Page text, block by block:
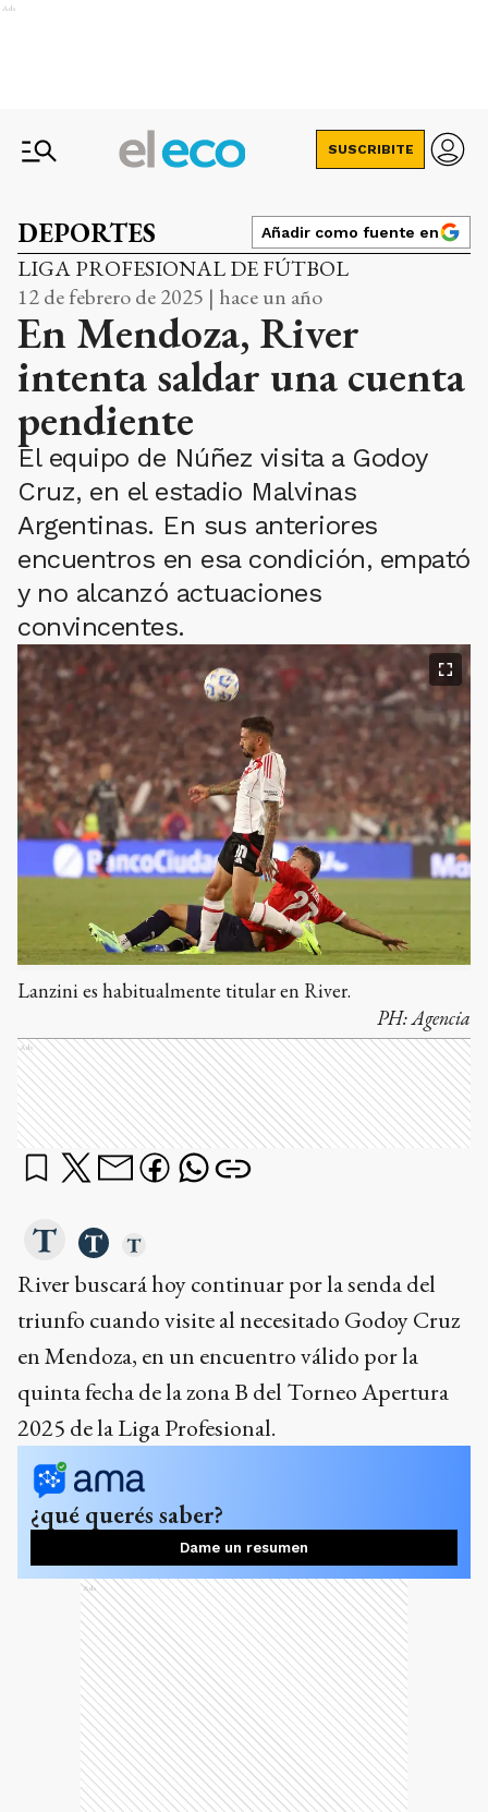
Ads
SUSCRIBITE
DEPORTES Añadir como fuente en
LIGA PROFESIONAL DE FÚTBOL
12 de febrero de 2025 | hace un año
En Mendoza, River
intenta saldar una cuenta
pendiente
El equipo de Núñez visita a Godoy
Cruz, en el estadio Malvinas
Argentinas. En sus anteriores
encuentros en esa condición, empató
y no alcanzó actuaciones
convincentes.
Lanzini es habitualmente titular en River.
PH:Agencia
Ads
River buscará hoy continuar por la senda del
triunfo cuando visite al necesitado Godoy Cruz
en Mendoza, en un encuentro válido por la
quinta fecha de la zona B del Torneo Apertura
2025 de la Liga Profesional.
¿qué querés saber?
Dame un resumen
Ads